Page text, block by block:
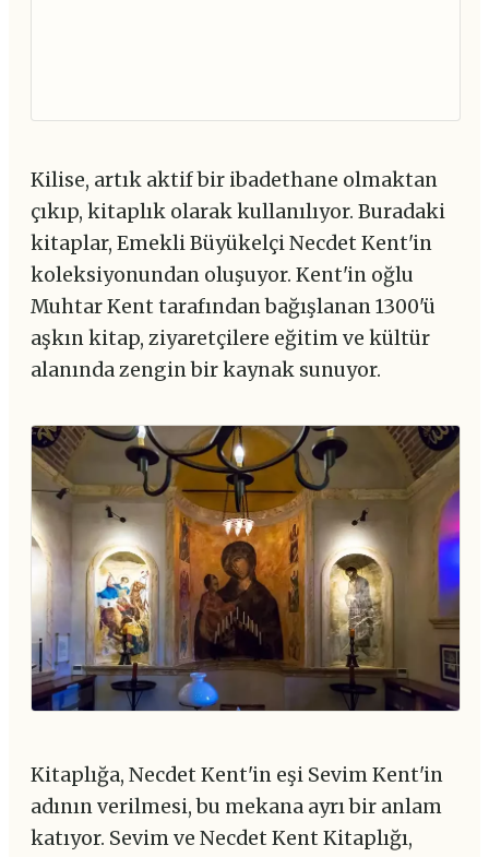
Kilise, artık aktif bir ibadethane olmaktan
çıkıp, kitaplık olarak kullanılıyor. Buradaki
kitaplar, Emekli Büyükelçi Necdet Kent'in
koleksiyonundan oluşuyor. Kent'in oğlu
Muhtar Kent tarafından bağışlanan 1300'ü
aşkın kitap, ziyaretçilere eğitim ve kültür
alanında zengin bir kaynak sunuyor.
Kitaplığa, Necdet Kent'in eşi Sevim Kent'in
adının verilmesi, bu mekana ayrı bir anlam
katıyor. Sevim ve Necdet Kent Kitaplığı,